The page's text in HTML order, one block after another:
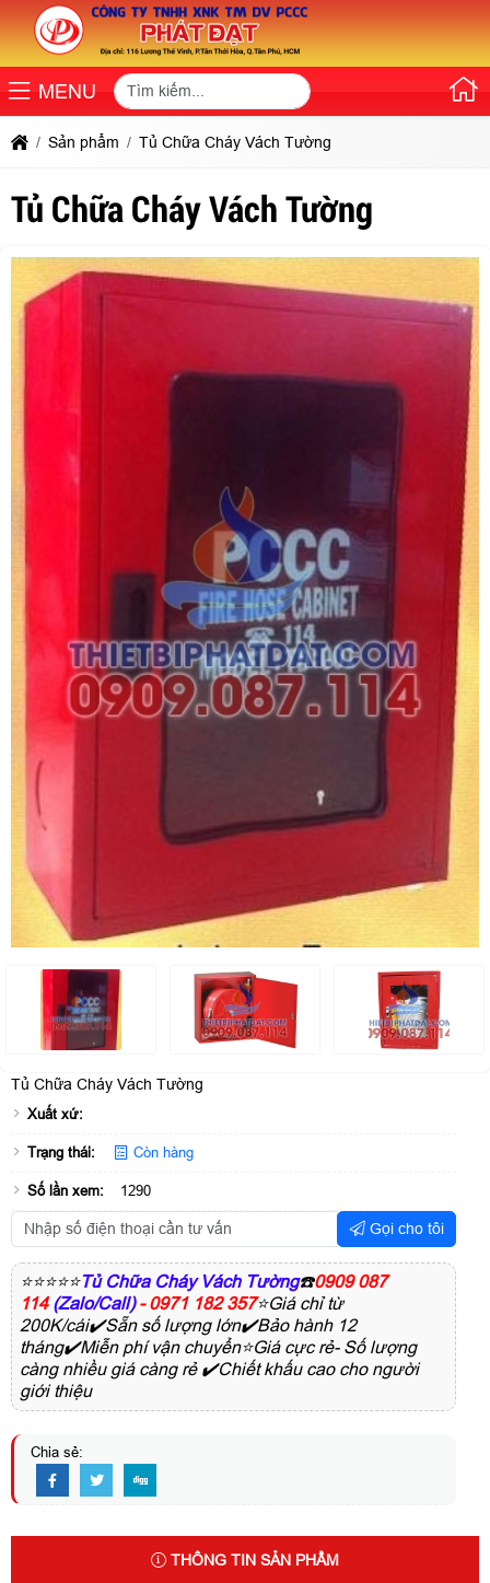
MENU
Sản phẩm Tủ Chữa Cháy Vách Tường
Tủ Chữa Cháy Vách Tường
Tủ Chữa Cháy Vách Tường
Xuất xứ:
Trạng thái: Còn hàng
Số lần xem: 1290
Gọi cho tôi
⭐⭐⭐⭐⭐Tủ Chữa Cháy Vách Tường☎️0909 087
114(Zalo/Call) - 0971 182 357⭐Giá chỉ từ
200K/cái✔️Sẵn số lượng lớn✔️Bảo hành 12
tháng✔️Miễn phí vận chuyển⭐Giá cực rẻ- Số lượng
càng nhiều giá càng rẻ ✔️Chiết khấu cao cho người
giới thiệu
Chia sẻ:
THÔNG TIN SẢN PHẨM